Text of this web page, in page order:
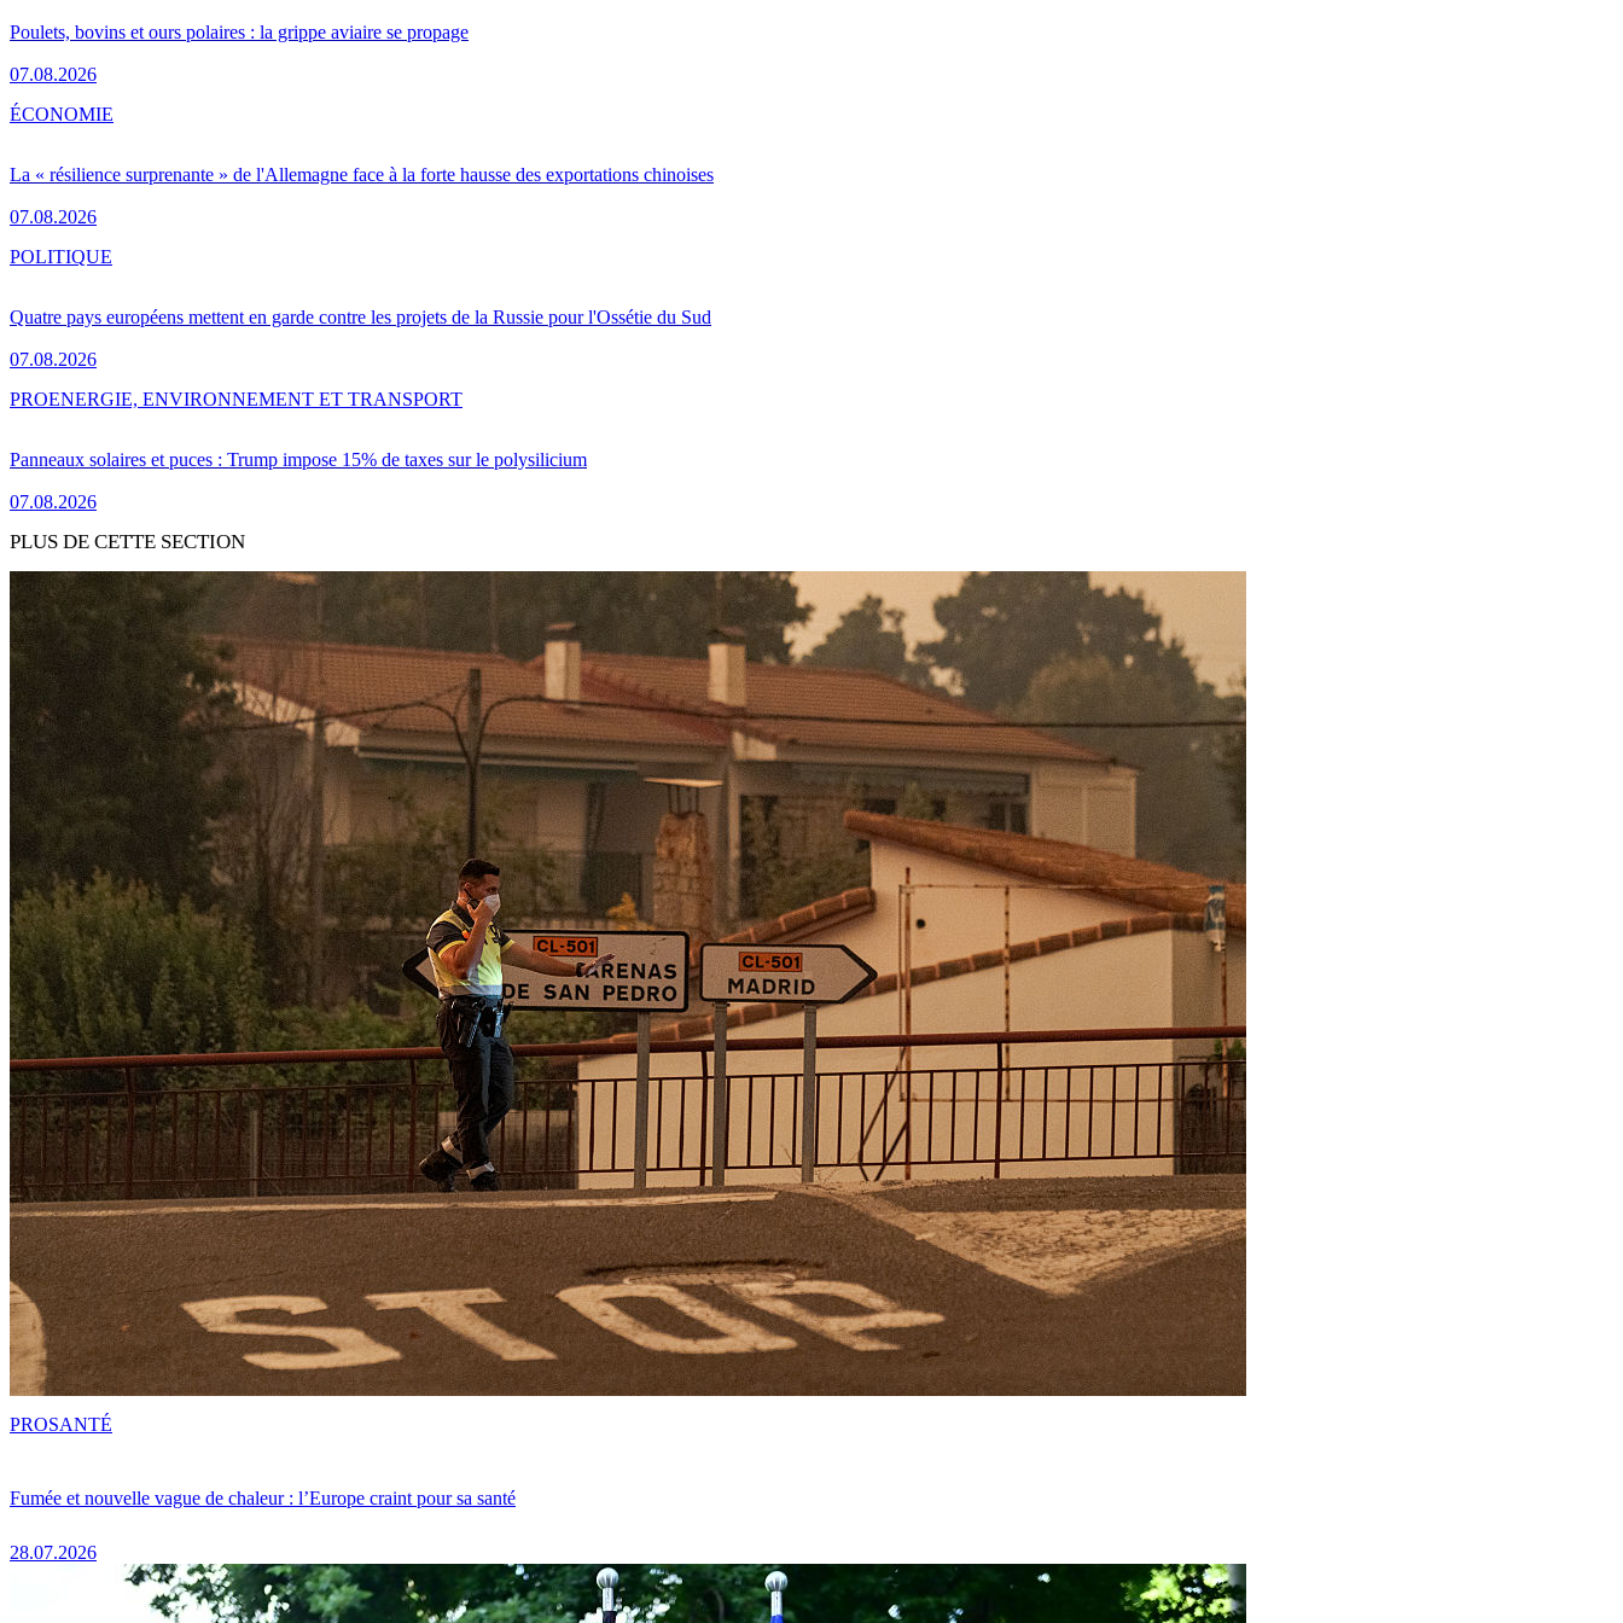
Poulets, bovins et ours polaires : la grippe aviaire se propage
07.08.2026
La « résilience surprenante » de l'Allemagne face à la forte hausse des exportations chinoises
07.08.2026
ÉCONOMIE
Quatre pays européens mettent en garde contre les projets de la Russie pour l'Ossétie du Sud
07.08.2026
POLITIQUE
Panneaux solaires et puces : Trump impose 15% de taxes sur le polysilicium
07.08.2026
PROENERGIE, ENVIRONNEMENT ET TRANSPORT
PLUS DE CETTE SECTION
Fumée et nouvelle vague de chaleur : l’Europe craint pour sa santé
28.07.2026
PROSANTÉ